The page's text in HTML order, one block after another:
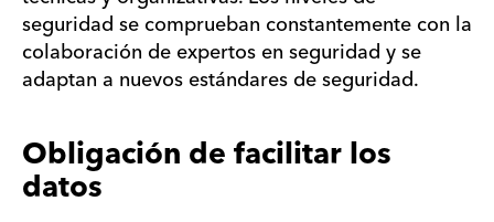
seguridad se comprueban constantemente con la
colaboración de expertos en seguridad y se
adaptan a nuevos estándares de seguridad.
Obligación de facilitar los
datos